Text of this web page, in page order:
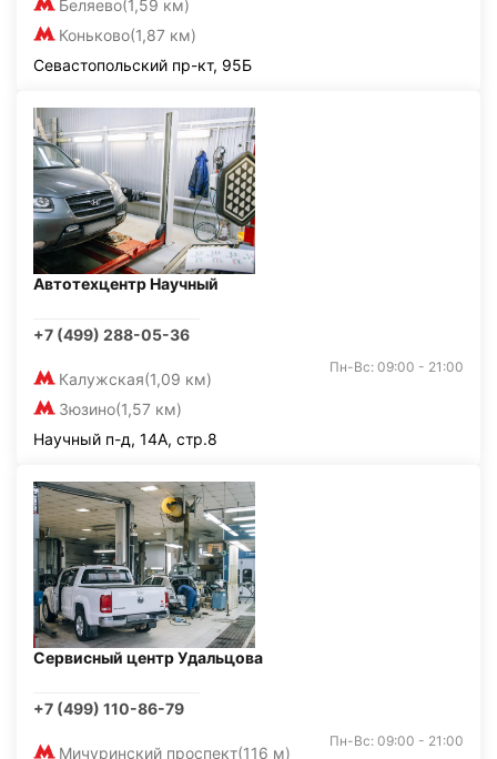
Беляево(1,59 км)
Коньково(1,87 км)
Севастопольский пр-кт, 95Б
Автотехцентр Научный
+7 (499) 288-05-36
Калужская(1,09 км)
Зюзино(1,57 км)
Пн-Вс: 09:00 - 21:00
Научный п-д, 14А, стр.8
Сервисный центр Удальцова
+7 (499) 110-86-79
Мичуринский проспект(116 м)
Пн-Вс: 09:00 - 21:00